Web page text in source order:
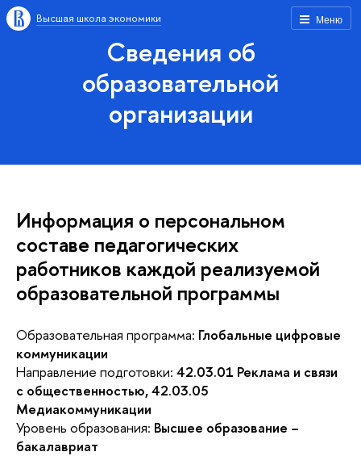
Меню
Высшая школа экономики
Сведения об
образовательной
организации
Информация о персональном
составе педагогических
работников каждой реализуемой
образовательной программы
Образовательная программа: Глобальные цифровые
коммуникации
Направление подготовки: 42.03.01 Реклама и связи
с общественностью, 42.03.05
Медиакоммуникации
Уровень образования: Высшее образование –
бакалавриат